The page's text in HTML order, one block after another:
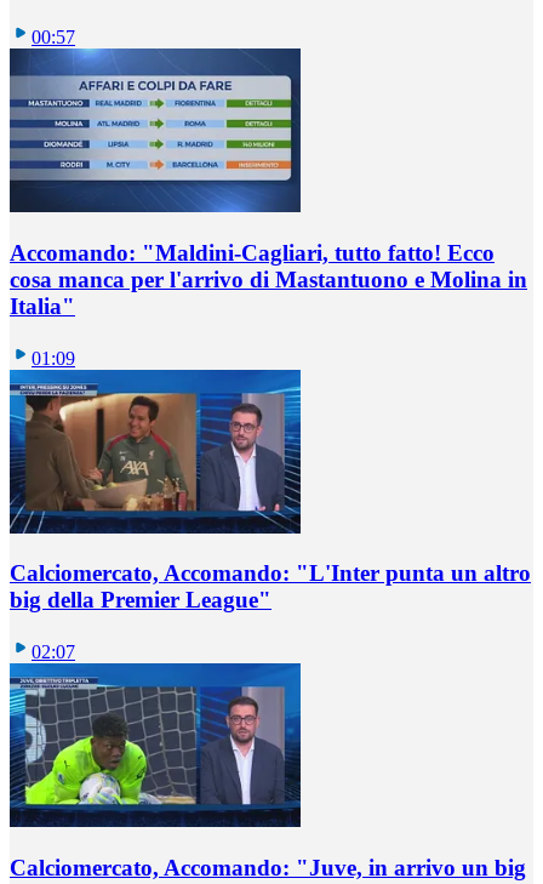
00:57
Accomando: "Maldini-Cagliari, tutto fatto! Ecco
cosa manca per l'arrivo di Mastantuono e Molina in
Italia"
01:09
Calciomercato, Accomando: "L'Inter punta un altro
big della Premier League"
02:07
Calciomercato, Accomando: "Juve, in arrivo un big